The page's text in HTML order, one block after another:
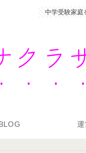
中学受験家庭
クラ